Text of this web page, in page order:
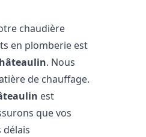
chaudière
en plomberie est
. Nous
de chauffage.
est
que vos